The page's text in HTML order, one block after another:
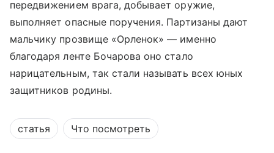
передвижением врага, добывает оружие,
выполняет опасные поручения. Партизаны дают
мальчику прозвище «Орленок» — именно
благодаря ленте Бочарова оно стало
нарицательным, так стали называть всех юных
защитников родины.
статья Что посмотреть